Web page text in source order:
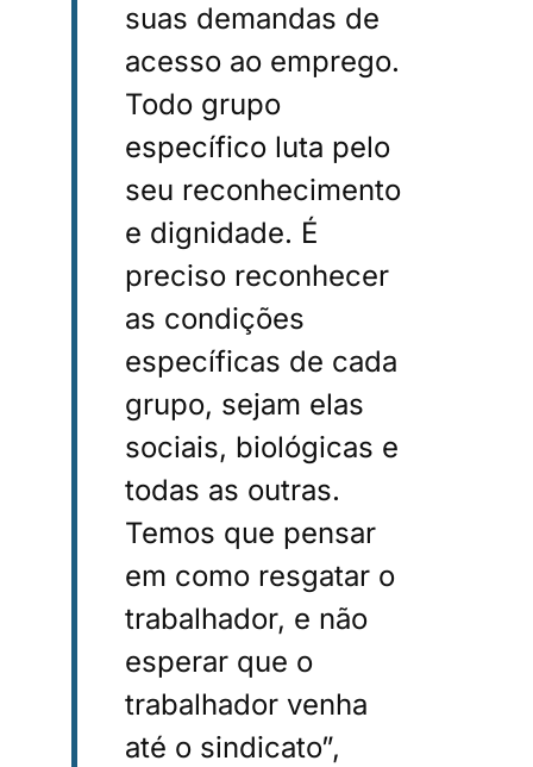
suas demandas de
acesso ao emprego.
Todo grupo
específico luta pelo
seu reconhecimento
e dignidade. É
preciso reconhecer
as condições
específicas de cada
grupo, sejam elas
sociais, biológicas e
todas as outras.
Temos que pensar
em como resgatar o
trabalhador, e não
esperar que o
trabalhador venha
até o sindicato”,